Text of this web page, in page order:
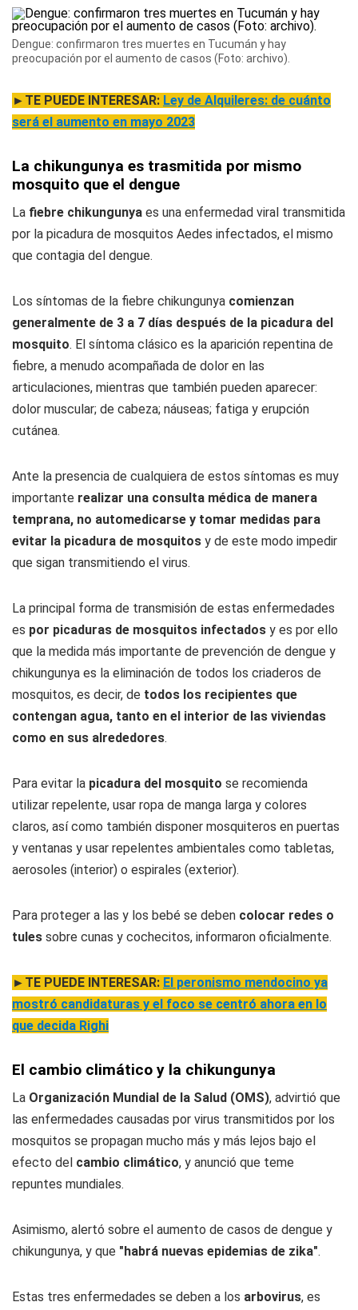
Dengue: confirmaron tres muertes en Tucumán y hay
preocupación por el aumento de casos (Foto: archivo).
►TE PUEDE INTERESAR: Ley de Alquileres: de cuánto
será el aumento en mayo 2023
La chikungunya es trasmitida por mismo
mosquito que el dengue
La fiebre chikungunya es una enfermedad viral transmitida
por la picadura de mosquitos Aedes infectados, el mismo
que contagia del dengue.
Los síntomas de la fiebre chikungunya comienzan
generalmente de 3 a 7 días después de la picadura del
mosquito. El síntoma clásico es la aparición repentina de
fiebre, a menudo acompañada de dolor en las
articulaciones, mientras que también pueden aparecer:
dolor muscular; de cabeza; náuseas; fatiga y erupción
cutánea.
Ante la presencia de cualquiera de estos síntomas es muy
importante realizar una consulta médica de manera
temprana, no automedicarse y tomar medidas para
evitar la picadura de mosquitos y de este modo impedir
que sigan transmitiendo el virus.
La principal forma de transmisión de estas enfermedades
es por picaduras de mosquitos infectados y es por ello
que la medida más importante de prevención de dengue y
chikungunya es la eliminación de todos los criaderos de
mosquitos, es decir, de todos los recipientes que
contengan agua, tanto en el interior de las viviendas
como en sus alrededores.
Para evitar la picadura del mosquito se recomienda
utilizar repelente, usar ropa de manga larga y colores
claros, así como también disponer mosquiteros en puertas
y ventanas y usar repelentes ambientales como tabletas,
aerosoles (interior) o espirales (exterior).
Para proteger a las y los bebé se deben colocar redes o
tules sobre cunas y cochecitos, informaron oficialmente.
►TE PUEDE INTERESAR: El peronismo mendocino ya
mostró candidaturas y el foco se centró ahora en lo
que decida Righi
El cambio climático y la chikungunya
La Organización Mundial de la Salud (OMS), advirtió que
las enfermedades causadas por virus transmitidos por los
mosquitos se propagan mucho más y más lejos bajo el
efecto del cambio climático, y anunció que teme
repuntes mundiales.
Asimismo, alertó sobre el aumento de casos de dengue y
chikungunya, y que "habrá nuevas epidemias de zika".
Estas tres enfermedades se deben a los arbovirus, es